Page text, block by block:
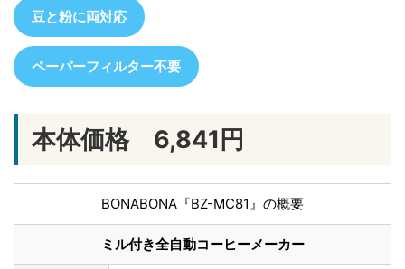
豆と粉に両対応
ペーパーフィルター不要
本体価格 6,841円
BONABONA『BZ-MC81』の概要
ミル付き全自動コーヒーメーカー